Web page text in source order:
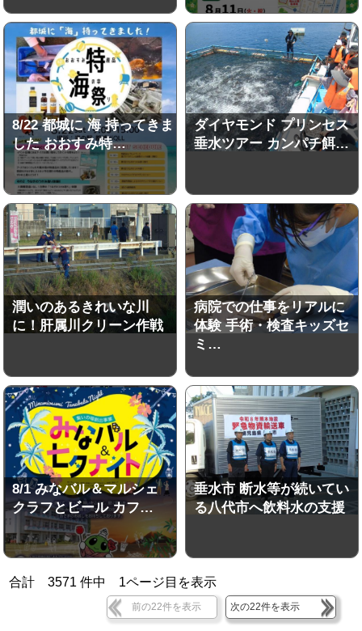
8/22 都城に 海 持ってきま
した おおすみ特…
ダイヤモンド プリンセス
垂水ツアー カンパチ餌…
潤いのあるきれいな川
に！肝属川クリーン作戦
病院での仕事をリアルに
体験 手術・検査キッズセ
ミ…
8/1 みなバル＆マルシェ
クラフとビール カフ…
垂水市 断水等が続いてい
る八代市へ飲料水の支援
合計3571 件中 1ページ目を表示
前の22件を表示 次の22件を表示